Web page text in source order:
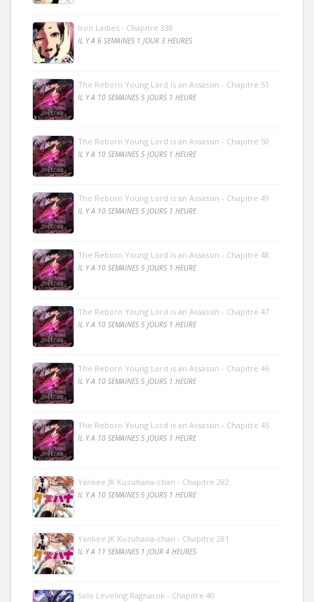
Iron Ladies - Chapitre 338
IL Y A 6 SEMAINES 1 JOUR 3 HEURES
The Reborn Young Lord is an Assassin - Chapitre 51
IL Y A 10 SEMAINES 5 JOURS 1 HEURE
The Reborn Young Lord is an Assassin - Chapitre 50
IL Y A 10 SEMAINES 5 JOURS 1 HEURE
The Reborn Young Lord is an Assassin - Chapitre 49
IL Y A 10 SEMAINES 5 JOURS 1 HEURE
The Reborn Young Lord is an Assassin - Chapitre 48
IL Y A 10 SEMAINES 5 JOURS 1 HEURE
The Reborn Young Lord is an Assassin - Chapitre 47
IL Y A 10 SEMAINES 5 JOURS 1 HEURE
The Reborn Young Lord is an Assassin - Chapitre 46
IL Y A 10 SEMAINES 5 JOURS 1 HEURE
The Reborn Young Lord is an Assassin - Chapitre 45
IL Y A 10 SEMAINES 5 JOURS 1 HEURE
Yankee JK Kuzuhana-chan - Chapitre 282
IL Y A 10 SEMAINES 5 JOURS 1 HEURE
Yankee JK Kuzuhana-chan - Chapitre 281
IL Y A 11 SEMAINES 1 JOUR 4 HEURES
Solo Leveling Ragnarok - Chapitre 40